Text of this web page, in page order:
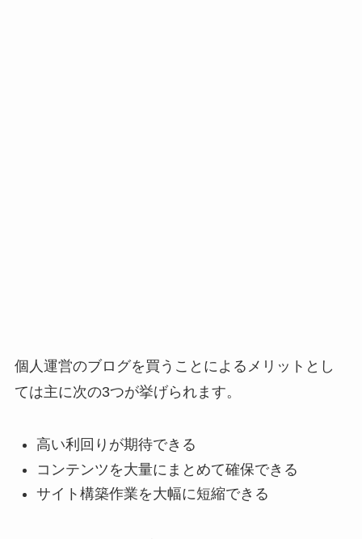
個人運営のブログを買うことによるメリットとし
ては主に次の3つが挙げられます。
高い利回りが期待できる
コンテンツを大量にまとめて確保できる
サイト構築作業を大幅に短縮できる